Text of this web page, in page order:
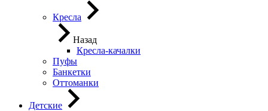
Кресла
Назад
Кресла-качалки
Пуфы
Банкетки
Оттоманки
Детские